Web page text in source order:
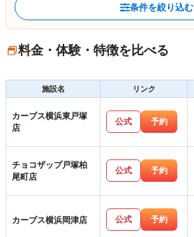
条件を絞り込む
料金・体験・特徴を比べる
施設名
リンク
カーブス横浜東戸塚
店
公式 予約
チョコザップ戸塚柏
尾町店
公式 予約
カーブス横浜岡津店 公式 予約